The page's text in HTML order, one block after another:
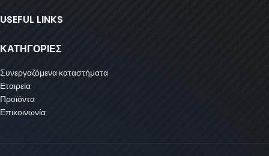
USEFUL LINKS
ΚΑΤΗΓΟΡΙΕΣ
Συνεργαζόμενα καταστήματα
Εταιρεία
Προϊόντα
Επικοινωνία